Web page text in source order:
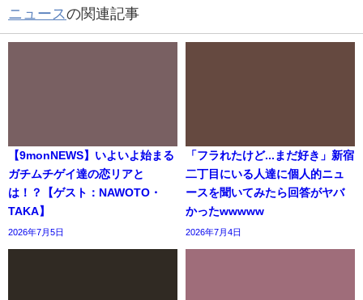
ニュースの関連記事
【9monNEWS】いよいよ始まる
ガチムチゲイ達の恋リアと
は！？【ゲスト：NAWOTO・
TAKA】
2026年7月5日
「フラれたけど...まだ好き」新宿
二丁目にいる人達に個人的ニュ
ースを聞いてみたら回答がヤバ
かったwwwww
2026年7月4日